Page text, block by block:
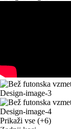
Prikaži vse (+6)